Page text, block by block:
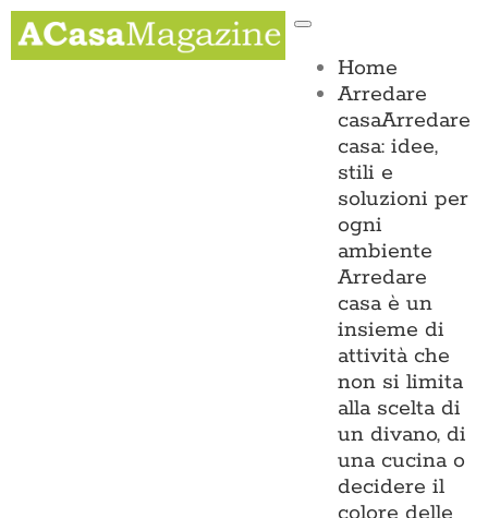
Salta
contenuto
Toggle
Home
Arredare
casaArredare
casa: idee,
stili e
soluzioni per
ogni
ambiente
Arredare
casa è un
insieme di
attività che
non si limita
alla scelta di
un divano, di
una cucina o
decidere il